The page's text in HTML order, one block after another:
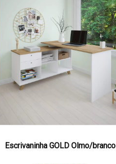
Escrivaninha GOLD Olmo/branco